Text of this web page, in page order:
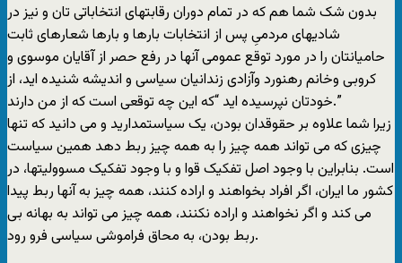
بدون شک شما هم که در تمام دوران رقابتهای انتخاباتی تان و نيز در
شاديهای مردمیِ پس از انتخابات بارها و بارها شعارهای ثابت
حاميانتان را در مورد توقع عمومی آنها در رفع حصر از آقايان موسوی و
کروبی وخانم رهنورد وآزادی زندانيان سياسی و انديشه شنيده ايد، از
خودتان نپرسيده ايد “که اين چه توقعی است که از من دارند.”
زيرا شما علاوه بر حقوقدان بودن، يک سياستمداريد و می دانيد که تنها
چيزی که می تواند همه چيز را به همه چيز ربط دهد همين سياست
است. بنابراين با وجود اصل تفکيک قوا و با وجود تفکيک مسووليتها، در
کشور ما ايران، اگر افراد بخواهند و اراده کنند، همه چيز به آنها ربط پيدا
می کند و اگر نخواهند و اراده نکنند، همه چيز می تواند به بهانه بی
ربط بودن، به محاق فراموشی سياسی فرو رود.